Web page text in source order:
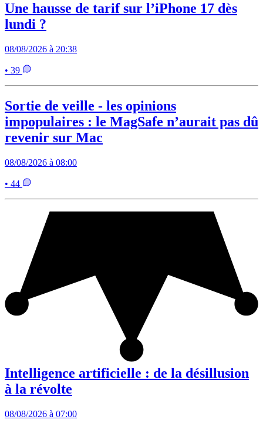
Une hausse de tarif sur l’iPhone 17 dès
lundi ?
08/08/2026 à 20:38
• 39
Sortie de veille - les opinions
impopulaires : le MagSafe n’aurait pas dû
revenir sur Mac
08/08/2026 à 08:00
• 44
Intelligence artificielle : de la désillusion
à la révolte
08/08/2026 à 07:00